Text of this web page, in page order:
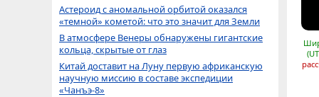
Астероид с аномальной орбитой оказался
«темной» кометой: что это значит для Земли
В атмосфере Венеры обнаружены гигантские
кольца, скрытые от глаз
Китай доставит на Луну первую африканскую
научную миссию в составе экспедиции
«Чанъэ-8»